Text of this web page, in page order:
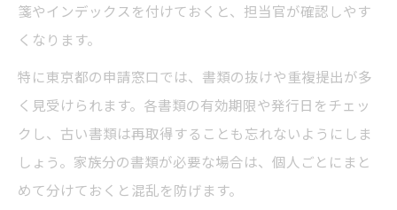
箋やインデックスを付けておくと、担当官が確認しやす
くなります。
特に東京都の申請窓口では、書類の抜けや重複提出が多
く見受けられます。各書類の有効期限や発行日をチェッ
クし、古い書類は再取得することも忘れないようにしま
しょう。家族分の書類が必要な場合は、個人ごとにまと
めて分けておくと混乱を防げます。